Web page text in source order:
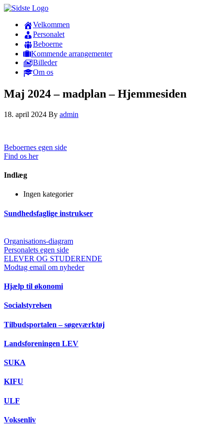
Velkommen
Personalet
Beboerne
Kommende arrangementer
Billeder
Om os
Maj 2024 – madplan – Hjemmesiden
18. april 2024 By admin
Beboernes egen side
Find os her
Indlæg
Ingen kategorier
Sundhedsfaglige instrukser
Organisations-diagram
Personalets egen side
ELEVER OG STUDERENDE
Modtag email om nyheder
Hjælp til økonomi
Socialstyrelsen
Tilbudsportalen – søgeværktøj
Landsforeningen LEV
SUKA
KIFU
ULF
Voksenliv